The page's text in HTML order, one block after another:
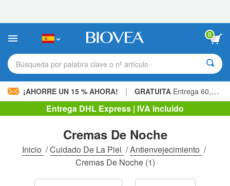
sitio
incluye
sistema
de
0
Búsqueda por palabra clave o nº artículo
¡AHORRE UN 15 % AHORA! | GRATUITA Entrega 60,00 € »
Entrega DHL Express | IVA incluido
Cremas De Noche
Inicio /Cuidado De La Piel /Antienvejecimiento /
Cremas De Noche(1)